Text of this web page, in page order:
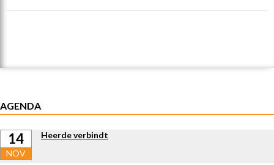
AGENDA
14
NOV
Heerde verbindt